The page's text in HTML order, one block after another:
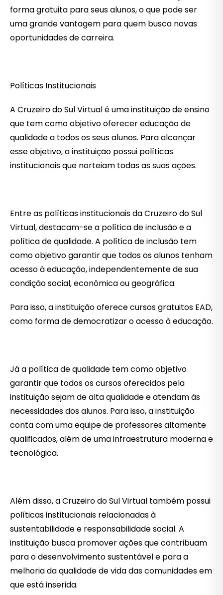
forma gratuita para seus alunos, o que pode ser
uma grande vantagem para quem busca novas
oportunidades de carreira.
Políticas Institucionais
A Cruzeiro do Sul Virtual é uma instituição de ensino
que tem como objetivo oferecer educação de
qualidade a todos os seus alunos. Para alcançar
esse objetivo, a instituição possui políticas
institucionais que norteiam todas as suas ações.
Entre as políticas institucionais da Cruzeiro do Sul
Virtual, destacam-se a política de inclusão e a
política de qualidade. A política de inclusão tem
como objetivo garantir que todos os alunos tenham
acesso à educação, independentemente de sua
condição social, econômica ou geográfica.
Para isso, a instituição oferece cursos gratuitos EAD,
como forma de democratizar o acesso à educação.
Já a política de qualidade tem como objetivo
garantir que todos os cursos oferecidos pela
instituição sejam de alta qualidade e atendam às
necessidades dos alunos. Para isso, a instituição
conta com uma equipe de professores altamente
qualificados, além de uma infraestrutura moderna e
tecnológica.
Além disso, a Cruzeiro do Sul Virtual também possui
políticas institucionais relacionadas à
sustentabilidade e responsabilidade social. A
instituição busca promover ações que contribuam
para o desenvolvimento sustentável e para a
melhoria da qualidade de vida das comunidades em
que está inserida.